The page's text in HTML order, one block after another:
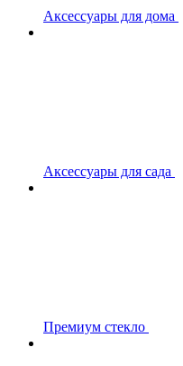
Аксессуары для дома
Аксессуары для сада
Премиум стекло